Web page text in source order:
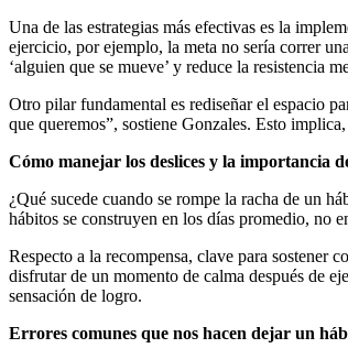
Una de las estrategias más efectivas es la
ejercicio, por ejemplo, la meta no sería correr
‘alguien que se mueve’ y reduce la resistencia
Otro pilar fundamental es rediseñar el espacio
que queremos”, sostiene Gonzales. Esto
Cómo manejar los deslices y la importancia
¿Qué sucede cuando se rompe la racha de un
hábitos se construyen en los días promedio, no
Respecto a la recompensa, clave para sostener
disfrutar de un momento de calma después de
sensación de logro.
Errores comunes que nos hacen dejar un